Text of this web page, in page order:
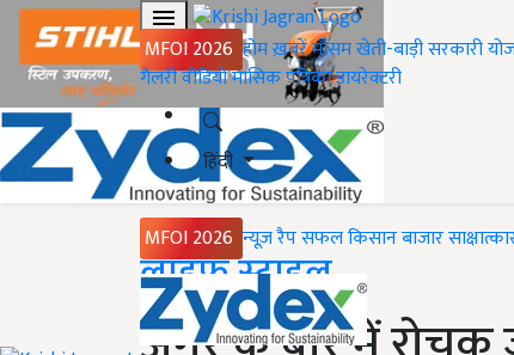
MFOI 2026 होमख़बरेंमौसमखेती-बाड़ीसरकारी
गैलरीवीडियोमासिक पत्रिकाडायरेक्टरी
हिंदी
MFOI 2026 न्यूज़ रैपसफल किसानबाजार
Home
लाइफ स्टाइल